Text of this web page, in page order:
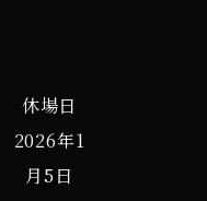
休場日
2026年1
月5日